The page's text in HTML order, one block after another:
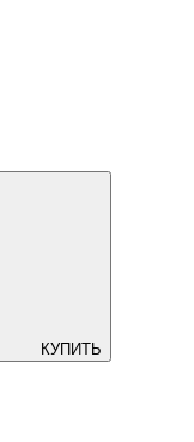
КУПИТЬ